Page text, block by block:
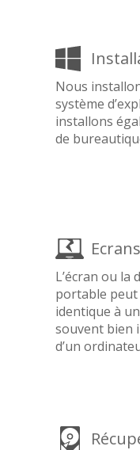
Nous
système
installons
de
L’écran ou la
portable peut
identique à
souvent bien
d’un